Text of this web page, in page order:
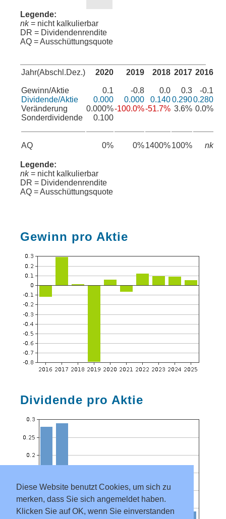
Diese Website benutzt Cookies, um sich zu
merken, dass Sie sich angemeldet haben.
Klicken Sie auf OK, wenn Sie einverstanden
Legende:
nk= nicht kalkulierbar
DR = Dividendenrendite
AQ = Ausschüttungsquote
Jahr(Abschl.Dez.)
Gewinn/Aktie
Dividende/Aktie
Veränderung
Sonderdividende
AQ
2020
0.1
0.000
0.000%
0.100
0%
2019
-0.8
0.000
-100.0%
0%
2018
0.0
0.140
-51.7%
1400%
2017
0.3
0.290
3.6%
100%
2016
-0.1
0.280
0.0%
nk
Legende:
nk= nicht kalkulierbar
DR = Dividendenrendite
AQ = Ausschüttungsquote
Gewinn pro Aktie
Dividende pro Aktie